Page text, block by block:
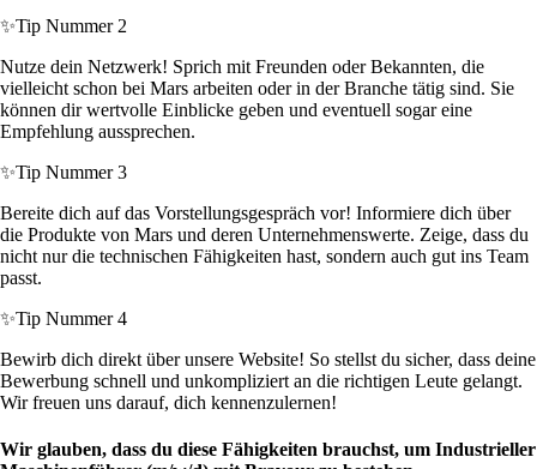
✨Tip Nummer 2
Nutze dein Netzwerk! Sprich mit Freunden oder Bekannten, die
vielleicht schon bei Mars arbeiten oder in der Branche tätig sind. Sie
können dir wertvolle Einblicke geben und eventuell sogar eine
Empfehlung aussprechen.
✨Tip Nummer 3
Bereite dich auf das Vorstellungsgespräch vor! Informiere dich über
die Produkte von Mars und deren Unternehmenswerte. Zeige, dass du
nicht nur die technischen Fähigkeiten hast, sondern auch gut ins Team
passt.
✨Tip Nummer 4
Bewirb dich direkt über unsere Website! So stellst du sicher, dass deine
Bewerbung schnell und unkompliziert an die richtigen Leute gelangt.
Wir freuen uns darauf, dich kennenzulernen!
Wir glauben, dass du diese Fähigkeiten brauchst, um Industrieller